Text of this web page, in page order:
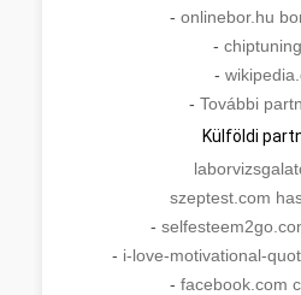
- onlinebor.hu
-
-
- További
Külföldi
szeptest.com
-
- i-love-motivational-
- facebook.com